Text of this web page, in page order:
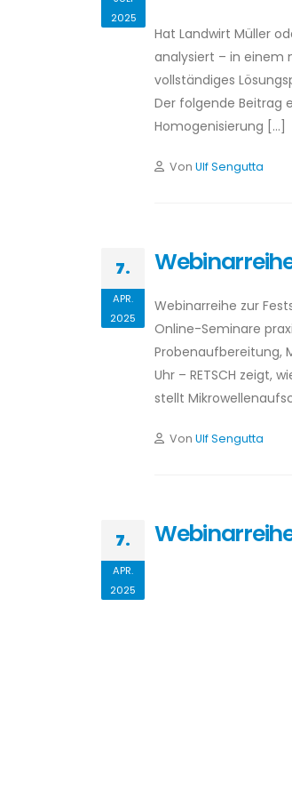
2025
Hat Landwirt Müller
analysiert – in einem
vollständiges
Der folgende Beitrag
Homogenisierung […]
Von Ulf Sengutta
7.
APR.
2025
Webinarreihe zur
Online-Seminare
Probenaufbereitung,
Uhr – RETSCH zeigt,
stellt
Von Ulf Sengutta
7.
APR.
2025